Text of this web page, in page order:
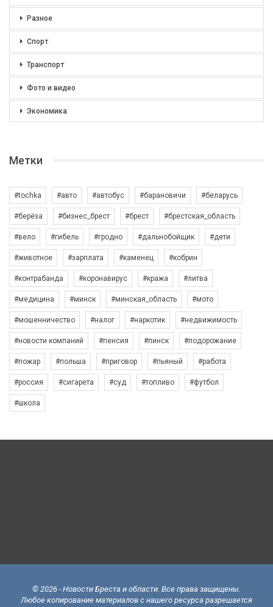
Разное
Спорт
Транспорт
Фото и видео
Экономика
Метки
#tochka #авто #автобус #барановичи #беларусь
#берёза #бизнес_брест #брест #брестская_область
#вело #гибель #гродно #дальнобойщик #дети
#животное #зарплата #каменец #кобрин
#контрабанда #коронавирус #кража #литва
#медицина #минск #минская_область #мото
#мошенничество #налог #наркотик #недвижимость
#новости компаний #пенсия #пинск #подорожание
#пожар #польша #приговор #пьяный #работа
#россия #сигарета #суд #топливо #футбол
#школа
© 2026 - Новости Бреста и области. Все права защищены.
Любое копирование материалов с нашего ресурса разрешается